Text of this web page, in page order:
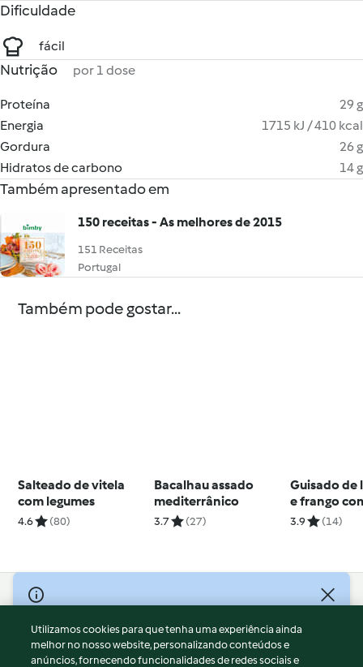
Dificuldade
fácil
Nutrição por 1 dose
Proteína
29 g
Energia
1715 kJ / 410 kcal
Gordura
26 g
Hidratos de carbono
14 g
Também apresentado em
150 receitas - As melhores de 2015
151 Receitas
Portugal
Também pode gostar...
Salteado de vitela
com legumes
4.6 (80)
Bacalhau assado
mediterrânico
3.7 (27)
Guisado de
e frango
3.9 (14)
© Copyright 2026
Termos de Utilização
Aviso sobre Proteção de Dados
Utilizamos cookies para que tenha uma experiência ainda
melhor no nosso website, personalizando conteúdos e
anúncios, fornecendo funcionalidades de redes sociais e